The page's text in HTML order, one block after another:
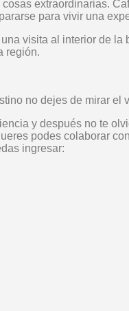
extraordinarias.
para vivir una
visita al interior de
región.
no dejes de mirar el
y después no te
podes colaborar
ingresar: